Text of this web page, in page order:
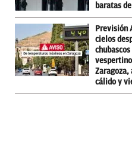
baratas
Previsión
cielos
chubascos
Zaragoza,
cálido y